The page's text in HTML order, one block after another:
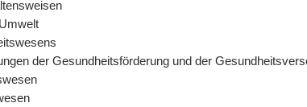
der Gesundheitsförderung und der